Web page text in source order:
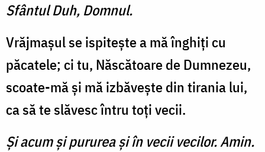
Sfântul Duh, Domnul.
Vrăjmaşul se ispiteşte a mă înghiţi cu
păcatele; ci tu, Născătoare de Dumnezeu,
scoate-mă şi mă izbăveşte din tirania lui,
ca să te slăvesc întru toţi vecii.
Şi acum şi pururea şi în vecii vecilor. Amin.